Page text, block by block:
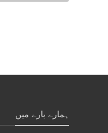
ہمارے بارے میں